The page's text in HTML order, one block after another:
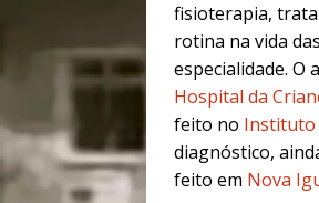
fisioterapia,
rotina na vida
especialidade.
Hospital da
feito no Instituto
diagnóstico,
feito em Nova